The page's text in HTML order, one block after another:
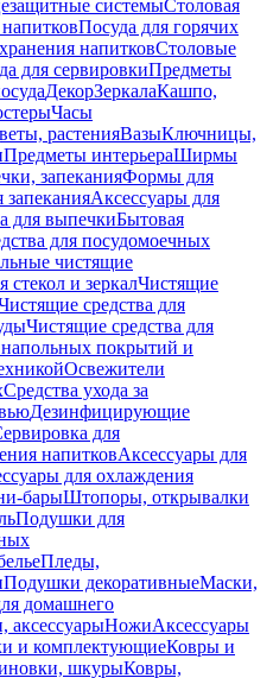
системыСтоловая
Посуда для горячих
напитковСтоловые
для сервировкиПредметы
ДекорЗеркалаКашпо,
Часы
растенияВазыКлючницы,
Предметы интерьераШирмы
запеканияФормы для
запеканияАксессуары для
для выпечкиБытовая
для посудомоечных
чистящие
стекол и зеркалЧистящие
средства для
Чистящие средства для
напольных покрытий и
Освежители
Средства ухода за
Дезинфицирующие
для
напитковАксессуары для
для охлаждения
барыШтопоры, открывалки
Подушки для
Пледы,
Подушки декоративныеМаски,
домашнего
аксессуарыНожиАксессуары
и комплектующиеКовры и
шкурыКовры,